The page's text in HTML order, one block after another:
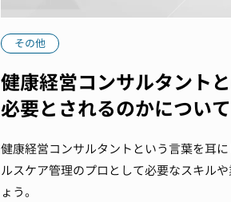
その他
健康経営コンサルタント
必要とされるのかについて
健康経営コンサルタントという言葉を耳
ルスケア管理のプロとして必要なスキル
ょう。